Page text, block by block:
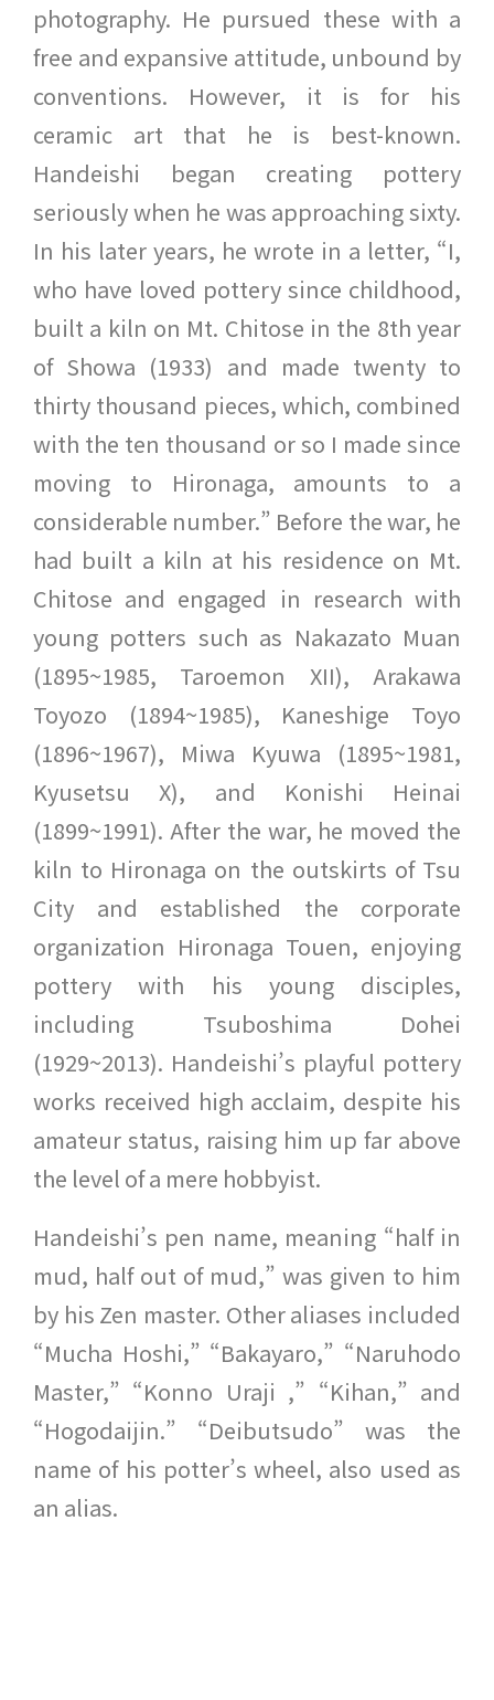
photography. He pursued these with a
free and expansive attitude, unbound by
conventions. However, it is for his
ceramic art that he is best-known.
Handeishi began creating pottery
seriously when he was approaching sixty.
In his later years, he wrote in a letter, “I,
who have loved pottery since childhood,
built a kiln on Mt. Chitose in the 8th year
of Showa (1933) and made twenty to
thirty thousand pieces, which, combined
with the ten thousand or so I made since
moving to Hironaga, amounts to a
considerable number.” Before the war, he
had built a kiln at his residence on Mt.
Chitose and engaged in research with
young potters such as Nakazato Muan
(1895~1985, Taroemon XII), Arakawa
Toyozo (1894~1985), Kaneshige Toyo
(1896~1967), Miwa Kyuwa (1895~1981,
Kyusetsu X), and Konishi Heinai
(1899~1991). After the war, he moved the
kiln to Hironaga on the outskirts of Tsu
City and established the corporate
organization Hironaga Touen, enjoying
pottery with his young disciples,
including Tsuboshima Dohei
(1929~2013). Handeishi’s playful pottery
works received high acclaim, despite his
amateur status, raising him up far above
the level of a mere hobbyist.
Handeishi’s pen name, meaning “half in
mud, half out of mud,” was given to him
by his Zen master. Other aliases included
“Mucha Hoshi,” “Bakayaro,” “Naruhodo
Master,” “Konno Uraji ,” “Kihan,” and
“Hogodaijin.” “Deibutsudo” was the
name of his potter’s wheel, also used as
an alias.